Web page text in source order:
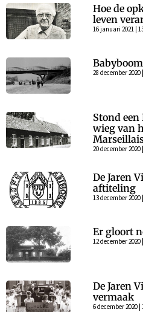
Hoe de
leven
16 januari 2021 |
28 december 2020
Stond een
wieg van
20 december 2020
De Jaren
aftiteling
13 december 2020
Er gloort
12 december 2020
De Jaren
vermaak
6 december 2020 |